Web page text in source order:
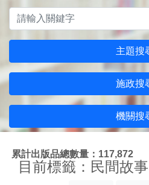
主題搜
施政搜
機關搜
累計出版品總數量：117,872
目前標籤：民間故事